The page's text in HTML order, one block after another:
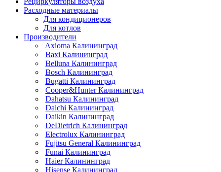
Расходные материалы
Для кондиционеров
Для котлов
Производители
Axioma Калининград
Baxi Калининград
Belluna Калининград
Bosch Калининград
Bugatti Калининград
Cooper&Hunter Калининград
Dahatsu Калининград
Daichi Калининград
Daikin Калининград
DeDietrich Калининград
Electrolux Калининград
Fujitsu General Калининград
Funai Калининград
Haier Калининград
Hisense Калининград